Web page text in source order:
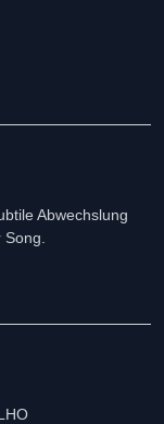
Abwechslung